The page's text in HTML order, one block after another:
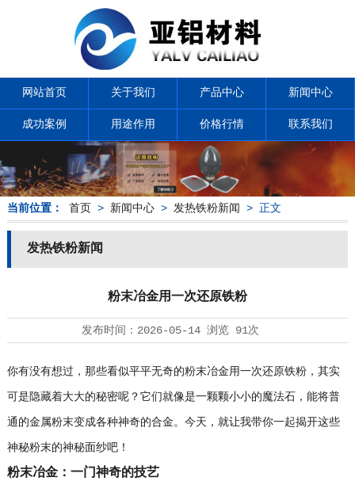
网站首页 关于我们 产品中心 新闻中心
成功案例 用途作用 价格行情 联系我们
当前位置： 首页 > 新闻中心> 发热铁粉新闻 > 正文
发热铁粉新闻
粉末冶金用一次还原铁粉
发布时间： 2026-05-14浏览 91次
你有没有想过，那些看似平平无奇的粉末冶金用一次还原铁粉，其实
可是隐藏着大大的秘密呢？它们就像是一颗颗小小的魔法石，能将普
通的金属粉末变成各种神奇的合金。今天，就让我带你一起揭开这些
神秘粉末的神秘面纱吧！
粉末冶金：一门神奇的技艺